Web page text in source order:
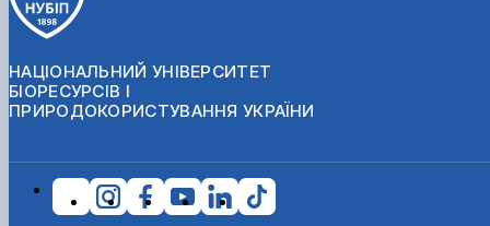
НАЦІОНАЛЬНИЙ УНІВЕРСИТЕТ
БІОРЕСУРСІВ І
ПРИРОДОКОРИСТУВАННЯ УКРАЇНИ